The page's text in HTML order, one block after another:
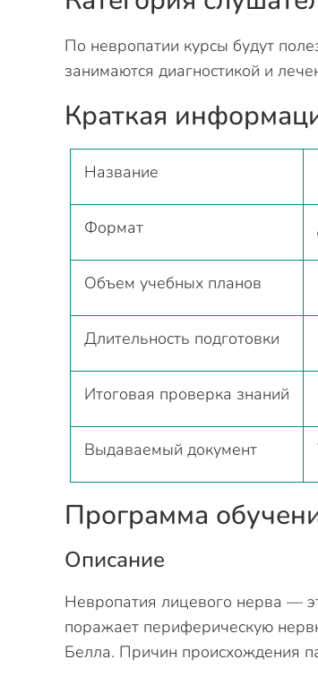
По невропатии курсы будут
занимаются диагностикой и
Краткая
Название
Формат
Объем учебных планов
Длительность подготовки
Итоговая проверка знаний
Выдаваемый документ
Программа
Описание
Невропатия лицевого нерва —
поражает периферическую
Белла. Причин происхождения